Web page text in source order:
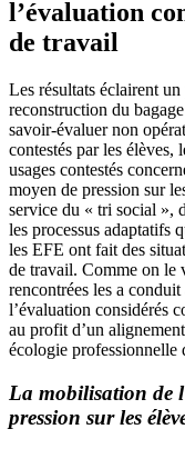
l’évaluation
de travail
Les résultats éclairent
reconstruction du
savoir-évaluer non
contestés par les élèves,
usages contestés
moyen de pression sur
service du « tri social »,
les processus adaptatifs
les EFE ont fait des
de travail. Comme on le
rencontrées les a
l’évaluation considérés
au profit d’un
écologie professionnelle
La mobilisation de
pression sur les